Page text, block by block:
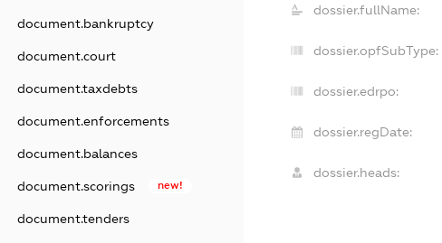
document.bankruptcy
document.court
document.taxdebts
document.enforcements
document.balances
document.scorings new!
document.tenders
dossier.fullName:
dossier.opfSubType:
dossier.edrpo:
dossier.regDate:
dossier.heads: